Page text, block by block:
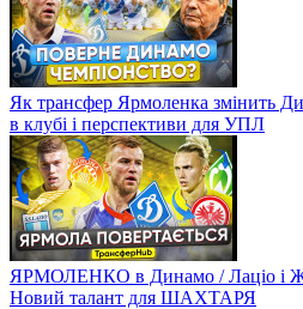
Як трансфер Ярмоленка змінить
в клубі і перспективи для УПЛ
ЯРМОЛЕНКО в Динамо / Лаціо і
Новий талант для ШАХТАРЯ